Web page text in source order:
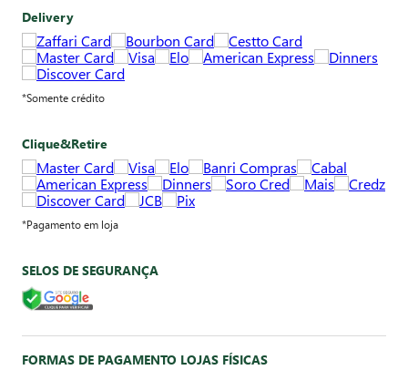
Delivery
*Somente crédito
Clique&Retire
*Pagamento em loja
SELOS DE SEGURANÇA
FORMAS DE PAGAMENTO LOJAS FÍSICAS